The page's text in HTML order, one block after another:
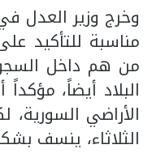
وخرج وزير العدل
مناسبة للتأكيد
من هم داخل
البلاد أيضاً،
الأراضي السورية،
الثلاثاء، ينسف